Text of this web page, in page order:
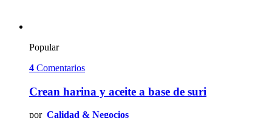
Popular
4 Comentarios
Crean harina y aceite a base de suri
por Calidad & Negocios